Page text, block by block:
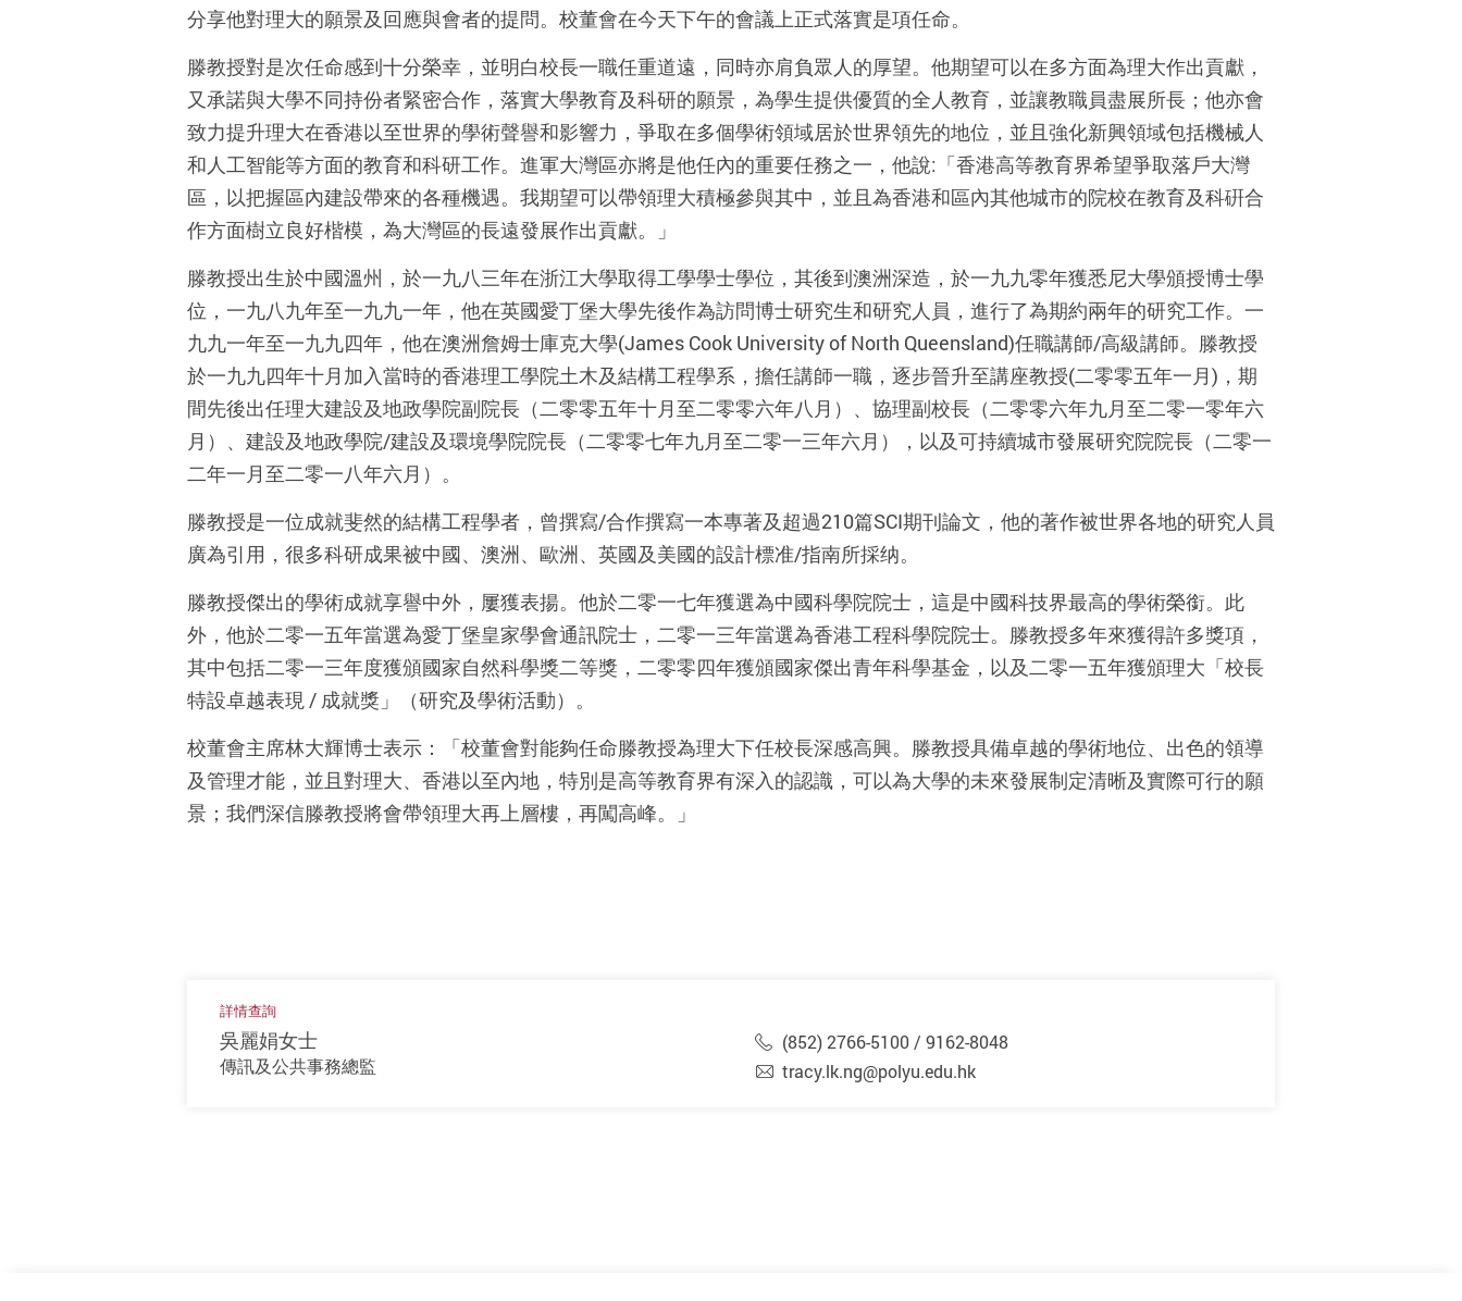
分享他對理大的願景及回應與會者的提問。校董會在今天下午的會議上正式落實是項任命。
滕教授對是次任命感到十分榮幸，並明白校長一職任重道遠，同時亦肩負眾人的厚望。他期望可以在多方面為理大作出貢獻，
又承諾與大學不同持份者緊密合作，落實大學教育及科研的願景，為學生提供優質的全人教育，並讓教職員盡展所長；他亦會
致力提升理大在香港以至世界的學術聲譽和影響力，爭取在多個學術領域居於世界領先的地位，並且強化新興領域包括機械人
和人工智能等方面的教育和科研工作。進軍大灣區亦將是他任內的重要任務之一，他說:「香港高等教育界希望爭取落戶大灣
區，以把握區內建設帶來的各種機遇。我期望可以帶領理大積極參與其中，並且為香港和區內其他城市的院校在教育及科硏合
作方面樹立良好楷模，為大灣區的長遠發展作出貢獻。」
滕教授出生於中國溫州，於一九八三年在浙江大學取得工學學士學位，其後到澳洲深造，於一九九零年獲悉尼大學頒授博士學
位，一九八九年至一九九一年，他在英國愛丁堡大學先後作為訪問博士研究生和研究人員，進行了為期約兩年的研究工作。一
九九一年至一九九四年，他在澳洲詹姆士庫克大學(James Cook University of North Queensland)任職講師/高級講師。滕教授
於一九九四年十月加入當時的香港理工學院土木及結構工程學系，擔任講師一職，逐步晉升至講座教授(二零零五年一月)，期
間先後出任理大建設及地政學院副院長（二零零五年十月至二零零六年八月）、協理副校長（二零零六年九月至二零一零年六
月）、建設及地政學院/建設及環境學院院長（二零零七年九月至二零一三年六月），以及可持續城市發展研究院院長（二零一
二年一月至二零一八年六月）。
滕教授是一位成就斐然的結構工程學者，曾撰寫/合作撰寫一本專著及超過210篇SCI期刊論文，他的著作被世界各地的研究人員
廣為引用，很多科研成果被中國、澳洲、歐洲、英國及美國的設計標准/指南所採纳。
滕教授傑出的學術成就享譽中外，屢獲表揚。他於二零一七年獲選為中國科學院院士，這是中國科技界最高的學術榮銜。此
外，他於二零一五年當選為愛丁堡皇家學會通訊院士，二零一三年當選為香港工程科學院院士。滕教授多年來獲得許多獎項，
其中包括二零一三年度獲頒國家自然科學獎二等獎，二零零四年獲頒國家傑出青年科學基金，以及二零一五年獲頒理大「校長
特設卓越表現 / 成就獎」（研究及學術活動）。
校董會主席林大輝博士表示：「校董會對能夠任命滕教授為理大下任校長深感高興。滕教授具備卓越的學術地位、出色的領導
及管理才能，並且對理大、香港以至內地，特別是高等教育界有深入的認識，可以為大學的未來發展制定清晰及實際可行的願
景；我們深信滕教授將會帶領理大再上層樓，再闖高峰。」
詳情查詢
吳麗娟女士
傳訊及公共事務總監
(852) 2766-5100 / 9162-8048
tracy.lk.ng@polyu.edu.hk